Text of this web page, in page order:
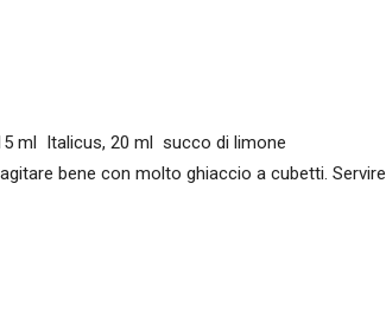
ml Italicus, 20 ml succo di limone
bene con molto ghiaccio a cubetti. Servire